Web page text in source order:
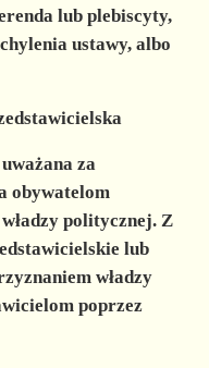
lub plebiscyty,
ustawy, albo
za
obywatelom
politycznej. Z
lub
władzy
poprzez